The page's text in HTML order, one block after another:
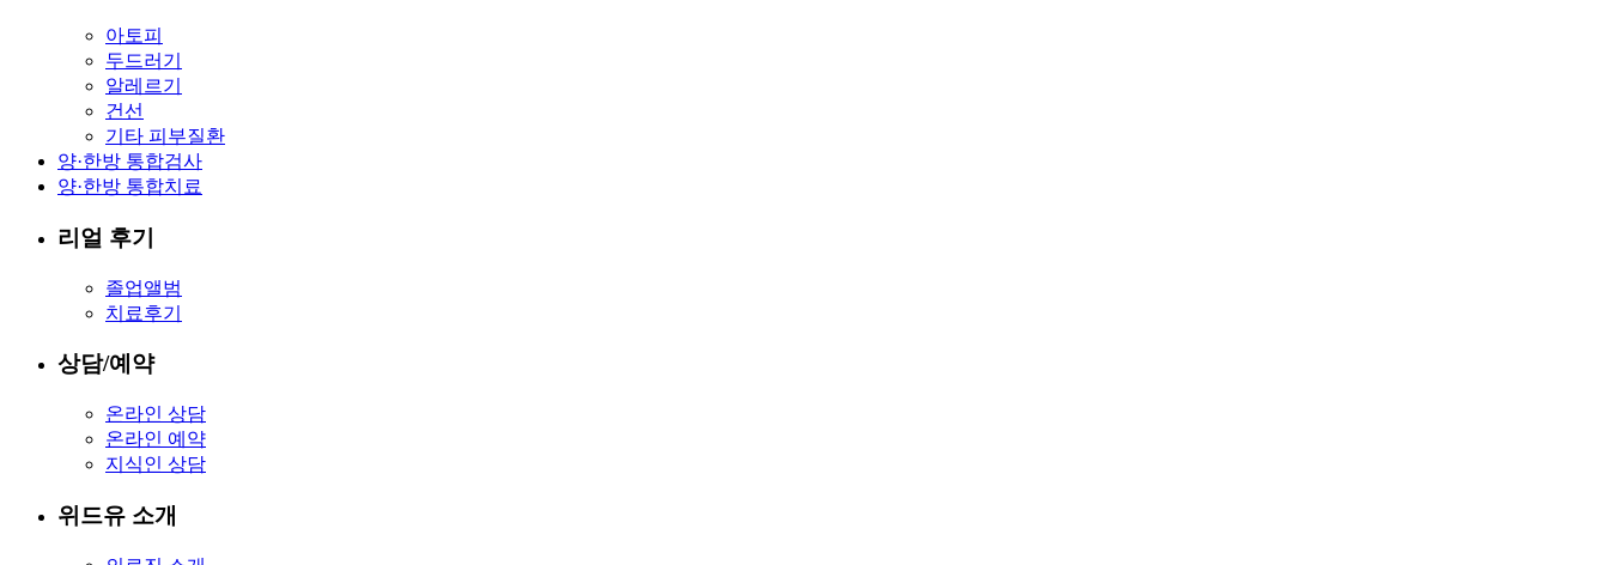
아토피
두드러기
알레르기
건선
기타 피부질환
양·한방 통합검사
양·한방 통합치료
리얼 후기
졸업앨범
치료후기
상담/예약
온라인 상담
온라인 예약
지식인 상담
위드유 소개